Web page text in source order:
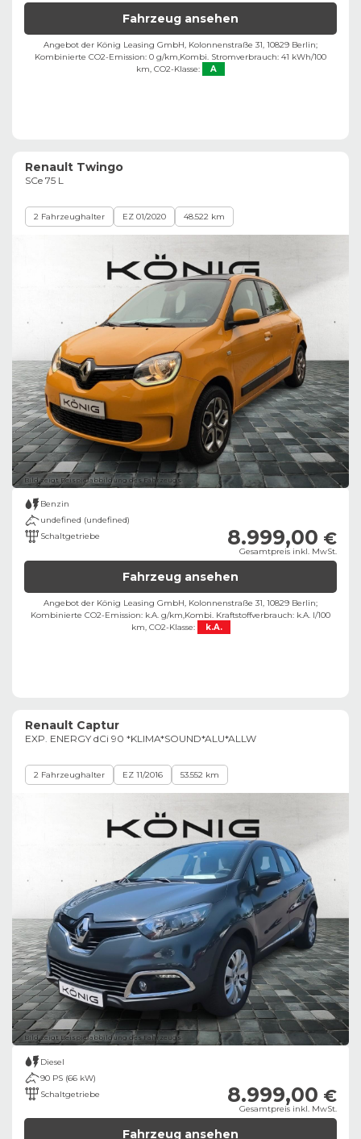
Fahrzeug ansehen
Angebot der König Leasing GmbH, Kolonnenstraße 31, 10829 Berlin;
Kombinierte CO2-Emission: 0 g/km,Kombi. Stromverbrauch: 41 kWh/100
km, CO2-Klasse: A
Renault Twingo
SCe 75 L
2 Fahrzeughalter EZ 01/2020 48.522 km
Bild zeigt Beispielabbildung des Fahrzeugs
Benzin
undefined (undefined)
Schaltgetriebe
8.999,00 €
Gesamtpreis inkl. MwSt.
Fahrzeug ansehen
Angebot der König Leasing GmbH, Kolonnenstraße 31, 10829 Berlin;
Kombinierte CO2-Emission: k.A. g/km,Kombi. Kraftstoffverbrauch: k.A. l/100
km, CO2-Klasse: k.A.
Renault Captur
EXP. ENERGY dCi 90 *KLIMA*SOUND*ALU*ALLW
2 Fahrzeughalter EZ 11/2016 53.552 km
Bild zeigt Beispielabbildung des Fahrzeugs
Diesel
90 PS (66 kW)
Schaltgetriebe
8.999,00 €
Gesamtpreis inkl. MwSt.
Fahrzeug ansehen